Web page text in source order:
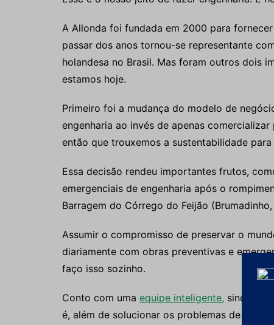
A Allonda foi fundada em 2000 para
passar dos anos tornou-se representante
holandesa no Brasil. Mas foram outros dois
estamos hoje.
Primeiro foi a mudança do modelo de
engenharia ao invés de apenas
então que trouxemos a sustentabilidade
Essa decisão rendeu importantes frutos,
emergenciais de engenharia após o
Barragem do Córrego do Feijão
Assumir o compromisso de preservar o
diariamente com obras preventivas e
faço isso sozinho.
Conto com uma equipe inteligente,
é, além de solucionar os problemas de